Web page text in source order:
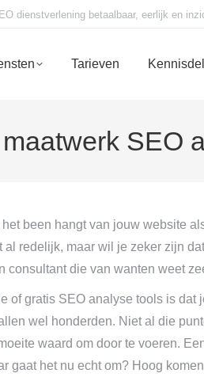
dienstverlening betaalbaar, eerlijk en
Tarieven
SEO
been hangt van jouw website
redelijk, maar wil je zeker zijn
consultant die van wanten weet
of gratis SEO analyse tools is
wel honderden. Niet al die
waard om door te voeren.
gaat het nu echt om? Hoog